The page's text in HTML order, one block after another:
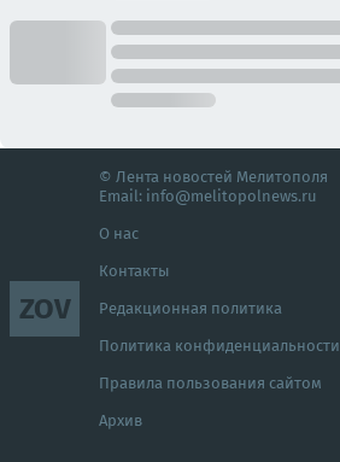
ZOV
© Лента новостей Мелитополя
Email: info@melitopolnews.ru
О нас
Контакты
Редакционная политика
Политика конфиденциальности
Правила пользования сайтом
Архив